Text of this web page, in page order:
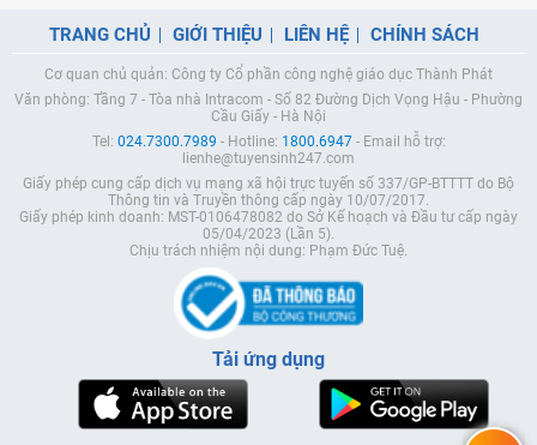
TRANG CHỦ GIỚI THIỆU LIÊN HỆ CHÍNH SÁCH
Cơ quan chủ quản: Công ty Cổ phần công nghệ giáo dục Thành Phát
Văn phòng: Tầng 7 - Tòa nhà Intracom - Số 82 Đường Dịch Vọng Hậu - Phường
Cầu Giấy - Hà Nội
Tel: 024.7300.7989 - Hotline: 1800.6947- Email hỗ trợ:
lienhe@tuyensinh247.com
Giấy phép cung cấp dịch vụ mạng xã hội trực tuyến số 337/GP-BTTTT do Bộ
Thông tin và Truyền thông cấp ngày 10/07/2017.
Giấy phép kinh doanh: MST-0106478082 do Sở Kế hoạch và Đầu tư cấp ngày
05/04/2023 (Lần 5).
Chịu trách nhiệm nội dung: Phạm Đức Tuệ.
Tải ứng dụng